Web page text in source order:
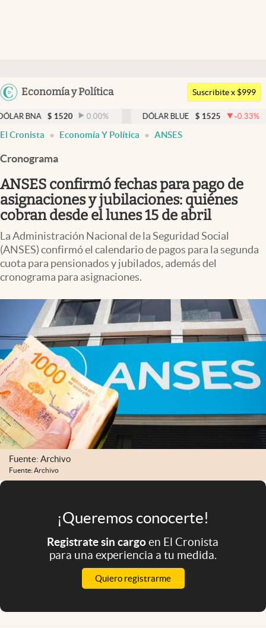
Argentina
Uruguay
Economía y Política
Members
Economía y Política
Finanzas y Mercados
Mercados Online
Negocios
Columnistas
Apertura
Mundial 2026
Eventos Corporativos
El Cronista Studio
Mediakit
abre en nueva pestaña
Argentina
Suscribite x $999
$ 1520 0.00% DÓLAR BLUE $ 1525 -0.33%
El Cronista Economía Y Política ANSES
Cronograma
ANSES confirmó fechas para pago de
asignaciones y jubilaciones: quiénes
cobran desde el lunes 15 de abril
La Administración Nacional de la Seguridad Social
(ANSES) confirmó el calendario de pagos para la segunda
cuota para pensionados y jubilados, además del
cronograma para asignaciones.
Fuente: Archivo
Fuente: Archivo
¡Queremos conocerte!
Registrate sin cargoen El Cronista
para una experiencia a tu medida.
Quiero registrarme